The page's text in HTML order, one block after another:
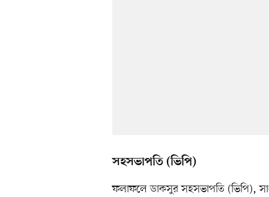
সহসভাপতি (ভিপি)
ফলাফলে ডাকসুর সহসভাপতি (ভিপি),